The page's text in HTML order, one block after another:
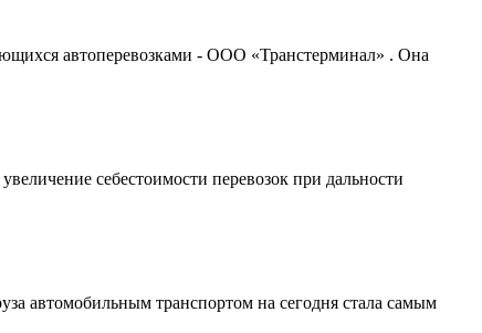
автоперевозками - ООО «Транстерминал» . Она
себестоимости перевозок при дальности
автомобильным транспортом на сегодня стала самым